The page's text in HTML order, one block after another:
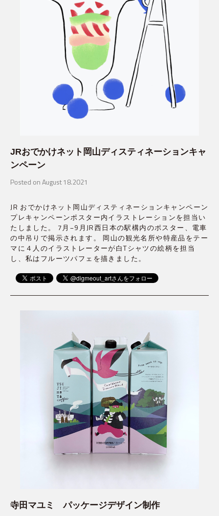
JRおでかけネット岡山ディスティネーションキャ
ンペーン
Posted on August 18.2021
JR おでかけネット岡山ディスティネーションキャンペーン
プレキャンペーンポスター内イラストレーションを担当い
たしました。 7月−9月JR西日本の駅構内のポスター、電車
の中吊りで掲示されます。 岡山の観光名所や特産品をテー
マに４人のイラストレーターが白Tシャツの絵柄を担当
し、私はフルーツパフェを描きました。
寺田マユミ パッケージデザイン制作